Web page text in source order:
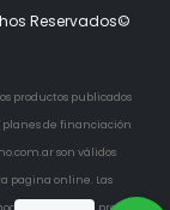
Reservados©
productos publicados
planes de financiación
son válidos
pagina online. Las